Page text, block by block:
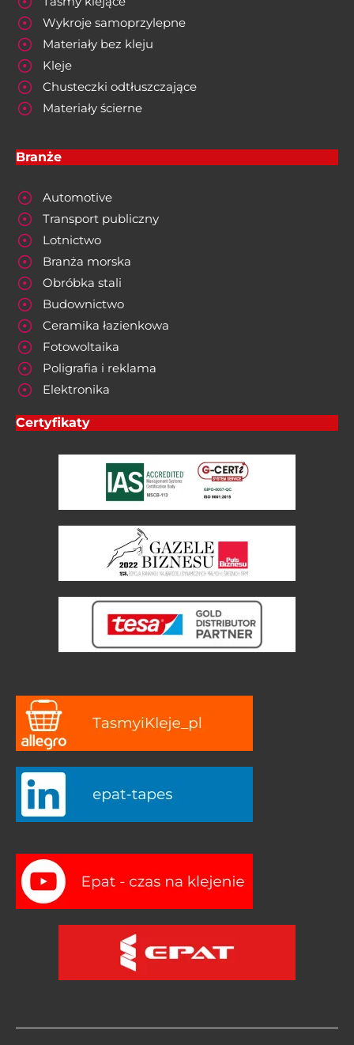
Wykroje samoprzylepne
Materiały bez kleju
Kleje
Chusteczki odtłuszczające
Materiały ścierne
Branże
Automotive
Transport publiczny
Lotnictwo
Branża morska
Obróbka stali
Budownictwo
Ceramika łazienkowa
Fotowoltaika
Poligrafia i reklama
Elektronika
Certyfikaty